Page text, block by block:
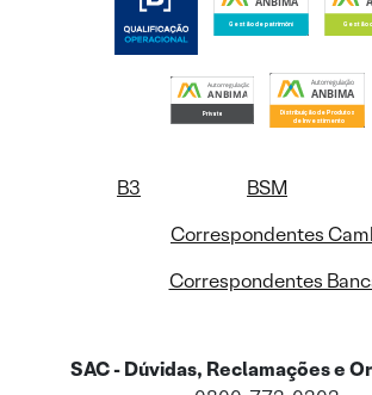
B3 BSM
Correspondentes
Correspondentes
SAC - Dúvidas, Reclamações e